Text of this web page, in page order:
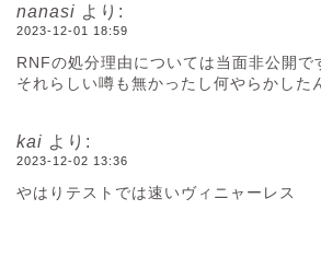
nanasi より:
2023-12-01 18:59
RNFの処分理由については当面非公開で
それらしい噂も無かったし何やらかした
kai より:
2023-12-02 13:36
やはりテストでは速いヴィニャーレス